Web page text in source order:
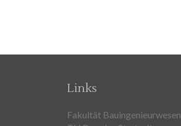
Links
Fakultät Bauingenieurwesen